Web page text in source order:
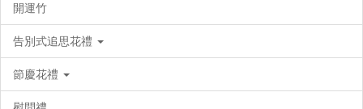
開運竹
告別式追思花禮
節慶花禮